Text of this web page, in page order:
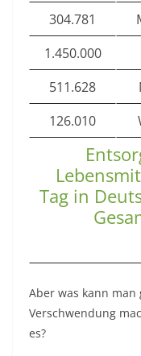
304.781
1.450.000
511.628
126.010
Tag in
Aber was kann man
Verschwendung
es?